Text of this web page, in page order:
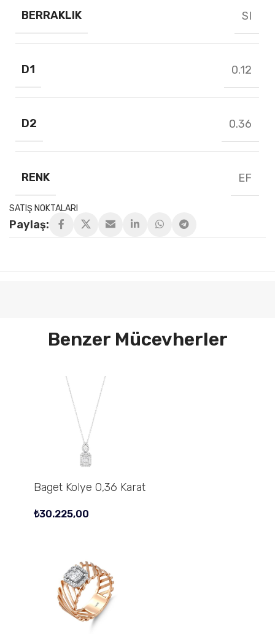
BERRAKLIK SI
D1 0.12
D2 0.36
RENK EF
SATIŞ NOKTALARI
Paylaş:
Benzer Mücevherler
Baget Kolye 0,36 Karat
₺30.225,00